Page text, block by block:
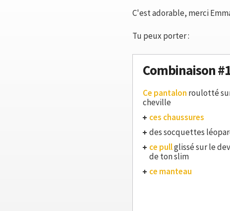
C'est adorable, merci
Tu peux porter :
Combinaison
Ce pantalon roulotté
cheville
ces chaussures
des socquettes
ce pullglissé sur le
de ton slim
ce manteau